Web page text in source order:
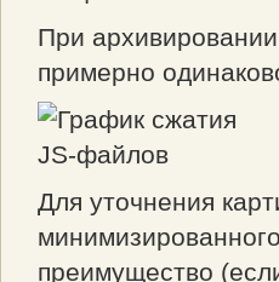
При
примерно
Для уточнения
преимущество